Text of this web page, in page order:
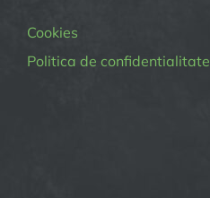
Cookies
Politica de confidentialitate